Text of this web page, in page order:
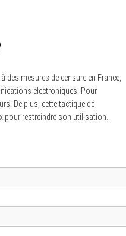
des mesures de censure en France,
électroniques. Pour
De plus, cette tactique de
pour restreindre son utilisation.